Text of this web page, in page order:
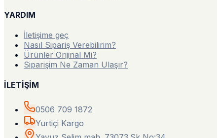
YARDIM
İletişime geç
Nasıl Sipariş Verebilirim?
Ürünler Orijinal Mi?
Siparişim Ne Zaman Ulaşır?
İLETİŞİM
0506 709 1872
Yurtiçi Kargo